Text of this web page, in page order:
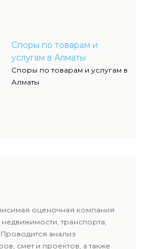
Споры по товарам и
услугам в Алматы
Споры по товарам и услугам в
Алматы
оценочная компания
транспорта,
анализ
смет и проектов, а также